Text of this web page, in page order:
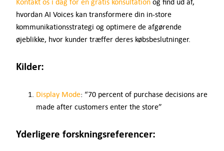
hvordan AI Voices kan transformere din in-store
kommunikationsstrategi og optimere de afgørende
øjeblikke, hvor kunder træffer deres købsbeslutninger.
Kilder:
Display Mode: “70 percent of purchase decisions are
made after customers enter the store”
Yderligere forskningsreferencer: